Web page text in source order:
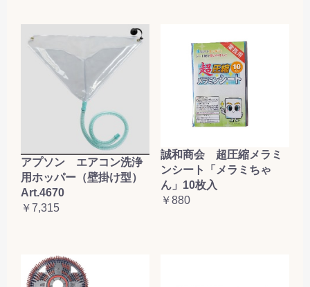
アプソン エアコン洗浄
用ホッパー（壁掛け型）
Art.4670
￥7,315
誠和商会 超圧縮メラミ
ンシート「メラミちゃ
ん」10枚入
￥880